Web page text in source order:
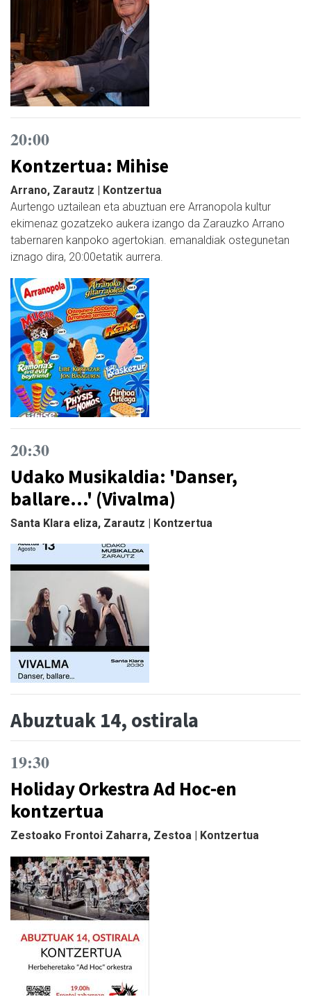
20:00
Kontzertua: Mihise
Arrano, Zarautz | Kontzertua
Aurtengo uztailean eta abuztuan ere Arranopola kultur
ekimenaz gozatzeko aukera izango da Zarauzko Arrano
tabernaren kanpoko agertokian. emanaldiak ostegunetan
iznago dira, 20:00etatik aurrera.
20:30
Udako Musikaldia: 'Danser,
ballare…' (Vivalma)
Santa Klara eliza, Zarautz | Kontzertua
Abuztuak 14, ostirala
19:30
Holiday Orkestra Ad Hoc-en
kontzertua
Zestoako Frontoi Zaharra, Zestoa | Kontzertua